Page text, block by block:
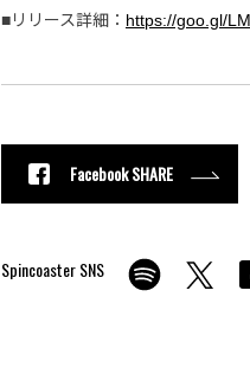
■リリース詳細： https://goo.gl/
Facebook SHARE
Spincoaster SNS